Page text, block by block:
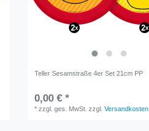
Teller Sesamstraße 4er Set 21cm PP
0,00 € *
*zzgl. ges. MwSt. zzgl.Versandkosten